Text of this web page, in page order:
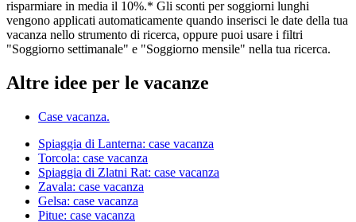
risparmiare in media il 10%.* Gli sconti per soggiorni lunghi
vengono applicati automaticamente quando inserisci le date della tua
vacanza nello strumento di ricerca, oppure puoi usare i filtri
"Soggiorno settimanale" e "Soggiorno mensile" nella tua ricerca.
Altre idee per le vacanze
Case vacanza.
Spiaggia di Lanterna: case vacanza
Torcola: case vacanza
Spiaggia di Zlatni Rat: case vacanza
Zavala: case vacanza
Gelsa: case vacanza
Pitue: case vacanza